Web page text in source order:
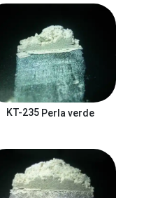
KT-235 Perla verde